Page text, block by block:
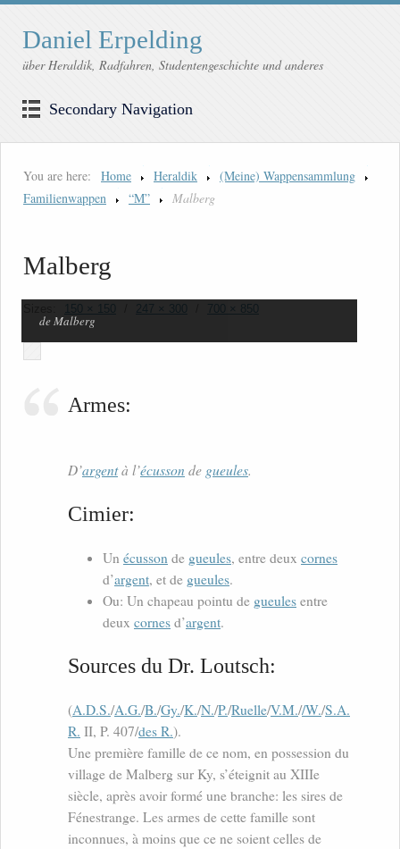
Daniel Erpelding
über Heraldik, Radfahren, Studentengeschichte und anderes
Secondary Navigation
You are here: Home Heraldik
(Meine) Wappensammlung
Familienwappen
“M” Malberg
Malberg
150 × 150 247 × 300 700 × 850
de Malberg
Armes:
D’argentà l’écusson de gueules.
Cimier:
Un écusson de gueules, entre deux cornes
d’argent, et de gueules.
Ou: Un chapeau pointu de gueules entre
deux cornes d’argent.
Sources du Dr. Loutsch:
(A.D.S./A.G./B./Gy./K./N./P./Ruelle/V.M.//W./S.A.
R. II, P. 407/des R.).
Une première famille de ce nom, en possession du
village de Malberg sur Ky, s’éteignit au XIIIe
siècle, après avoir formé une branche: les sires de
Fénestrange. Les armes de cette famille sont
inconnues, à moins que ce ne soient celles de